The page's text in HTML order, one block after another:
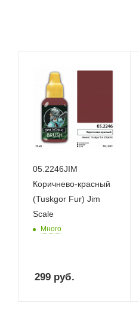
05.2246JIM
Коричнево-красный
(Tuskgor Fur) Jim
Scale
Много
299 руб.